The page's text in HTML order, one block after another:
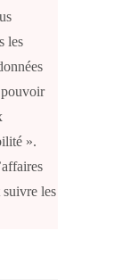
les
pouvoir
».
les